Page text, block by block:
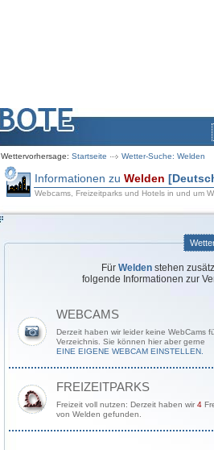
Wettervorhersage: Startseite Wetter-Suche: Welden
Informationen zu Welden
Webcams, Freizeitparks und Hotels in und um
Für Weldenstehen
folgende Informationen zur
WEBCAMS
Derzeit haben wir leider keine WebCams
Verzeichnis. Sie können hier aber gerne
EINE EIGENE WEBCAM EINSTELLEN.
FREIZEITPARKS
Freizeit voll nutzen: Derzeit haben wir 4
von Welden gefunden.